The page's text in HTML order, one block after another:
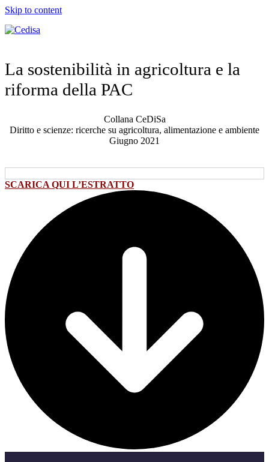
Skip to content
La sostenibilità in agricoltura e la
riforma della PAC
Collana CeDiSa
Diritto e scienze: ricerche su agricoltura, alimentazione e ambiente
Giugno 2021
SCARICA QUI L’ESTRATTO